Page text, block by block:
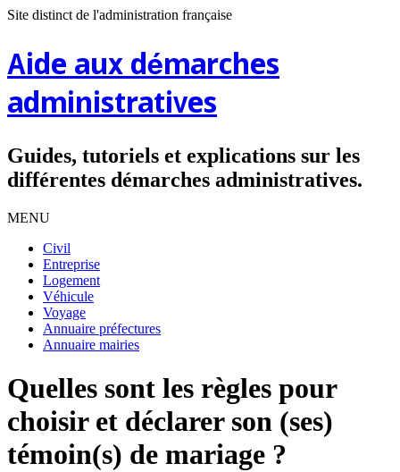
Site distinct de l'administration française
Aide aux démarches
administratives
Guides, tutoriels et explications sur les
différentes démarches administratives.
MENU
Civil
Entreprise
Logement
Véhicule
Voyage
Annuaire préfectures
Annuaire mairies
Quelles sont les règles pour
choisir et déclarer son (ses)
témoin(s) de mariage ?